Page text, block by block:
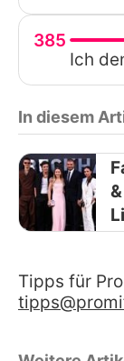
385
Ich
In diesem
&
Tipps für